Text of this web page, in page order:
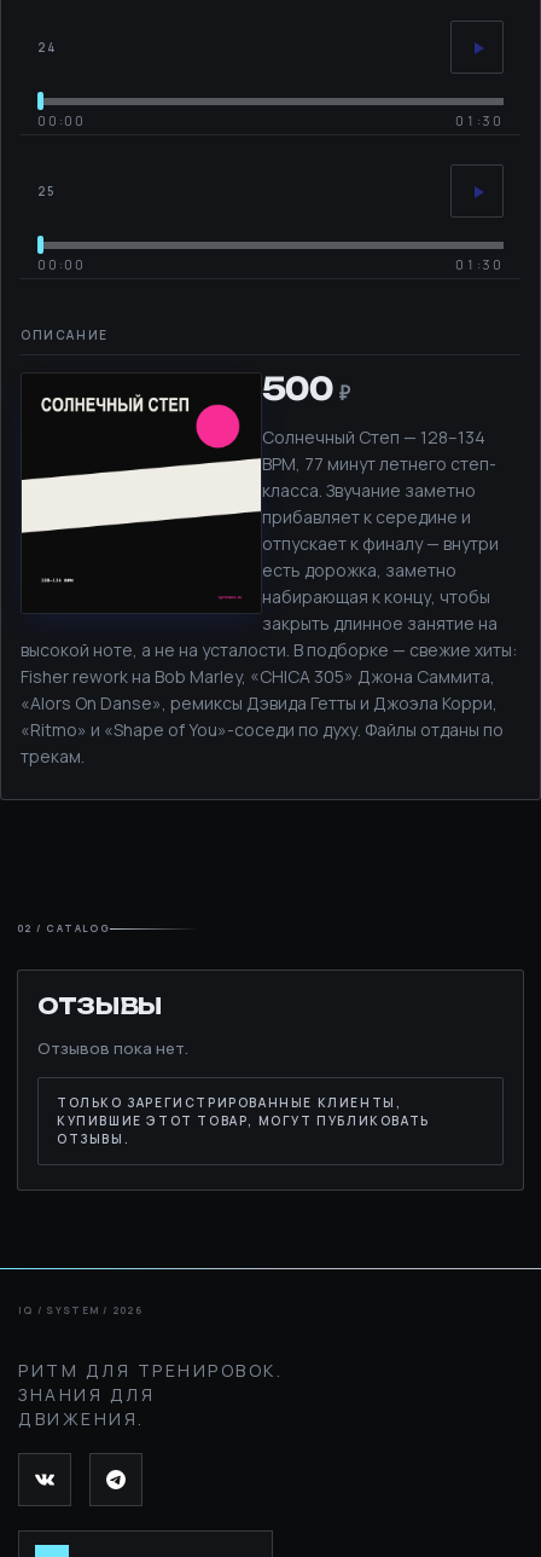
24
00:00 01:30
25
00:00 01:30
500
Солнечный Степ — 128–134
BPM, 77 минут летнего степ-
класса. Звучание заметно
прибавляет к середине и
отпускает к финалу — внутри
есть дорожка, заметно
набирающая к концу, чтобы
закрыть длинное занятие на
высокой ноте, а не на усталости. В подборке — свежие хиты:
Fisher rework на Bob Marley, «CHICA 305» Джона Саммита,
«Alors On Danse», ремиксы Дэвида Гетты и Джоэла Корри,
«Ritmo» и «Shape of You»-соседи по духу. Файлы отданы по
трекам.
02 / CATALOG
ОТЗЫВЫ
Отзывов пока нет.
ТОЛЬКО ЗАРЕГИСТРИРОВАННЫЕ КЛИЕНТЫ,
КУПИВШИЕ ЭТОТ ТОВАР, МОГУТ ПУБЛИКОВАТЬ
ОТЗЫВЫ.
РИТМ ДЛЯ ТРЕНИРОВОК.
ЗНАНИЯ ДЛЯ
ДВИЖЕНИЯ.